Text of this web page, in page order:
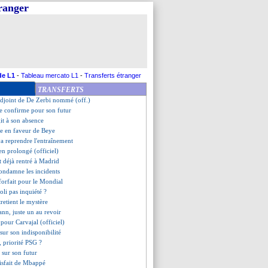
L1 - Tableau mercato L1 - Transferts étranger
TRANSFERTS
d'adieu d'Emegha
de Dembélé
un titre à Sage
de De Zerbi nommé (off.)
confirme pour son futur
à son absence
en faveur de Beye
reprendre l'entraînement
prolongé (officiel)
déjà rentré à Madrid
les incidents
pour le Mondial
pas inquiété ?
le mystère
juste un au revoir
pour Carvajal (officiel)
son indisponibilité
priorité PSG ?
son futur
de Mbappé